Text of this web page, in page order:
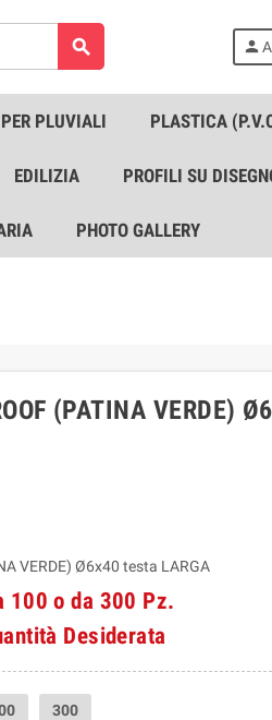
search person
PLUVIALI PLASTICA
EDILIZIA PROFILI SU
PHOTO GALLERY
(PATINA VERDE)
VERDE) Ø6x40 testa LARGA
100 o da 300 Pz.
Desiderata
300